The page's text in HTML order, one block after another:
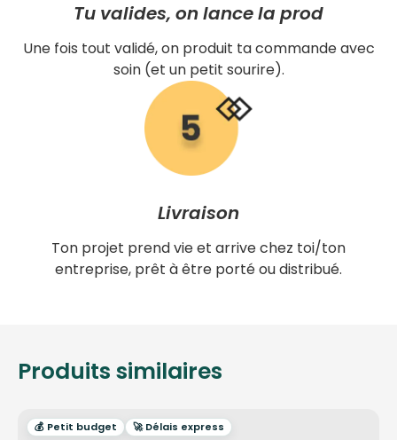
Tu valides, on lance la prod
Une fois tout validé, on produit ta commande avec
soin (et un petit sourire).
Livraison
Ton projet prend vie et arrive chez toi/ton
entreprise, prêt à être porté ou distribué.
Produits similaires
💰 Petit budget 🚀 Délais express